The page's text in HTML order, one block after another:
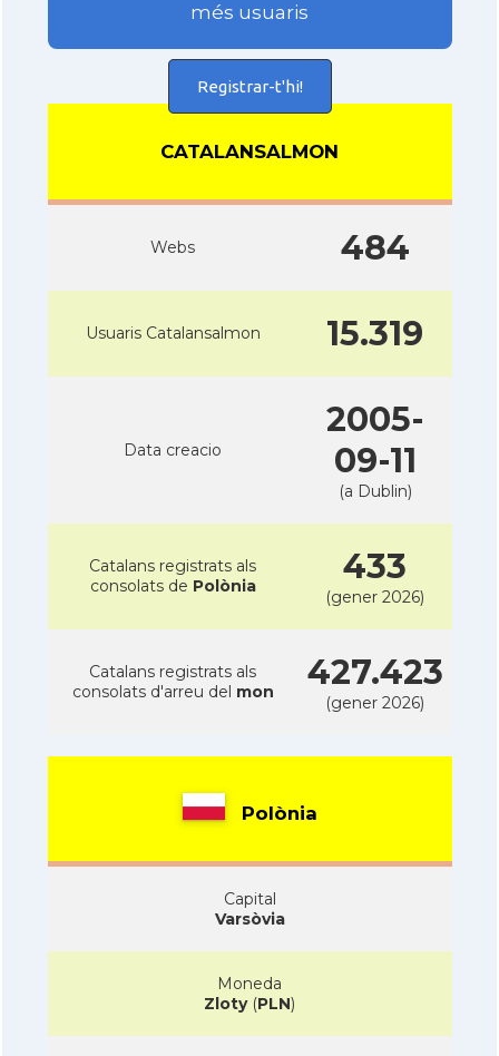
més usuaris
Registrar-t'hi!
CATALANSALMON
Webs 484
Usuaris Catalansalmon 15.319
Data creacio
2005-
09-11
(a Dublin)
Catalans registrats als
consolats de Polònia 433
(gener 2026)
Catalans registrats als
consolats d'arreu del mon 427.423
(gener 2026)
Polònia
Capital
Varsòvia
Moneda
Zloty(PLN)